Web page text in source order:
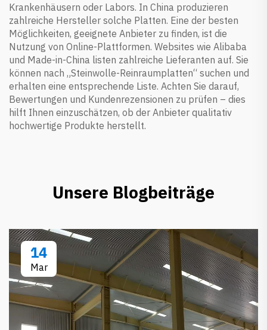
Krankenhäusern oder Labors. In China produzieren
zahlreiche Hersteller solche Platten. Eine der besten
Möglichkeiten, geeignete Anbieter zu finden, ist die
Nutzung von Online-Plattformen. Websites wie Alibaba
und Made-in-China listen zahlreiche Lieferanten auf. Sie
können nach „Steinwolle-Reinraumplatten“ suchen und
erhalten eine entsprechende Liste. Achten Sie darauf,
Bewertungen und Kundenrezensionen zu prüfen – dies
hilft Ihnen einzuschätzen, ob der Anbieter qualitativ
hochwertige Produkte herstellt.
Unsere Blogbeiträge
14
Mar